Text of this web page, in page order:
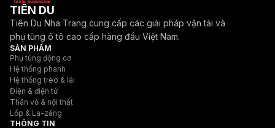
TIÊN DU
Tiên Du Nha Trang cung cấp các giải pháp vận tải và
phụ tùng ô tô cao cấp hàng đầu Việt Nam.
SẢN PHẨM
Phụ tùng động cơ
Hệ thống phanh
Hệ thống treo & lái
Điện & điện tử
Thân vỏ & nội thất
Lốp & La-zăng
THÔNG TIN